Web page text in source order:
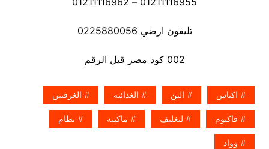
تليفون ارضي 0225880056
002 كود مصر قبل الرقم
اكياس البن الغذائية الغرفتين
فاكيوم لتغليف ماكينة نظام
وواد